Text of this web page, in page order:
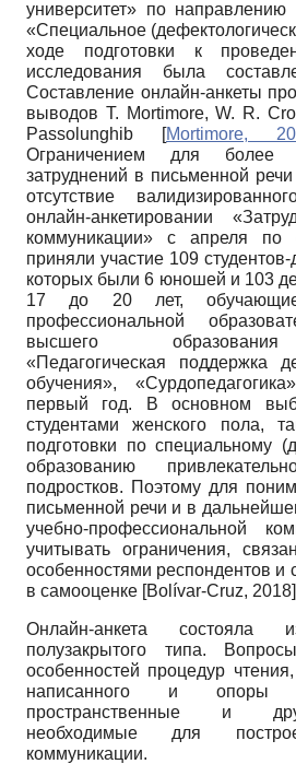
университет» по направлению
«Специальное
ходе подготовки к
исследования была
Составление онлайн-анкеты
выводов T. Mortimore, W. R.
Passolunghib
[Mortimore,
Ограничением для более
затруднений в письменной
отсутствие
онлайн-анкетировании
коммуникации» с апреля по
приняли участие 109
которых были 6 юношей и 103
17 до 20 лет,
профессиональной
высшего
«Педагогическая поддержка
обучения»,
первый год. В основном
студентами женского пола,
подготовки по специальному
образованию
подростков. Поэтому для
письменной речи и в
учебно-профессиональной
учитывать ограничения,
особенностями респондентов и
в самооценке [Bolívar-Cruz, 2018]
Онлайн-анкета
полузакрытого типа.
особенностей процедур
написанного и опоры
пространственные и
необходимые для
коммуникации.